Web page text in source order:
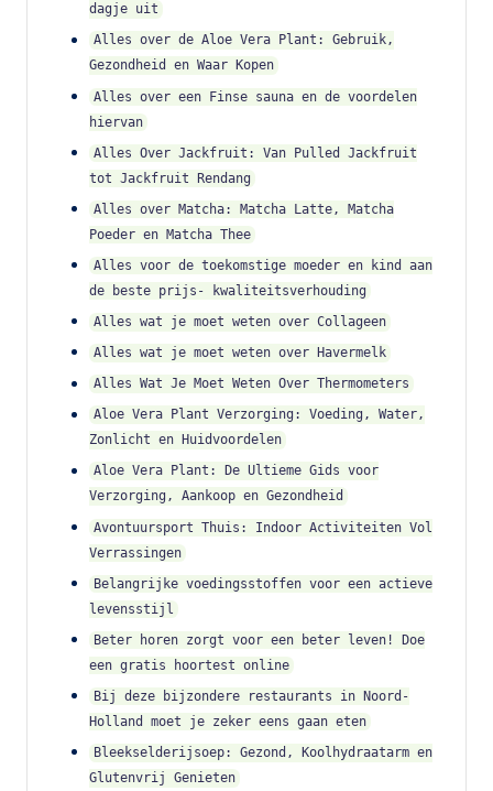
dagje uit
Alles over de Aloe Vera Plant: Gebruik,
Gezondheid en Waar Kopen
Alles over een Finse sauna en de voordelen
hiervan
Alles Over Jackfruit: Van Pulled Jackfruit
tot Jackfruit Rendang
Alles over Matcha: Matcha Latte, Matcha
Poeder en Matcha Thee
Alles voor de toekomstige moeder en kind aan
de beste prijs- kwaliteitsverhouding
Alles wat je moet weten over Collageen
Alles wat je moet weten over Havermelk
Alles Wat Je Moet Weten Over Thermometers
Aloe Vera Plant Verzorging: Voeding, Water,
Zonlicht en Huidvoordelen
Aloe Vera Plant: De Ultieme Gids voor
Verzorging, Aankoop en Gezondheid
Avontuursport Thuis: Indoor Activiteiten Vol
Verrassingen
Belangrijke voedingsstoffen voor een actieve
levensstijl
Beter horen zorgt voor een beter leven! Doe
een gratis hoortest online
Bij deze bijzondere restaurants in Noord-
Holland moet je zeker eens gaan eten
Bleekselderijsoep: Gezond, Koolhydraatarm en
Glutenvrij Genieten